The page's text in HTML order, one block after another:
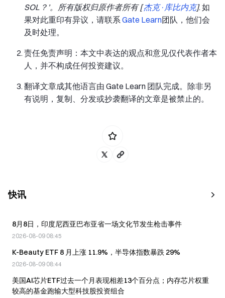
SOL？’。所有版权归原作者所有 [杰克·库比内克]. 如
果对此重印有异议，请联系 Gate Learn团队，他们会
及时处理。
责任免责声明：本文中表达的观点和意见仅代表作者本
人，并不构成任何投资建议。
翻译文章成其他语言由 Gate Learn 团队完成。除非另
有说明，复制、分发或抄袭翻译的文章是被禁止的。
快讯
8月8日，印度尼西亚巴布亚省一场文化节发生枪击事件
2026-08-09 08:45
K-Beauty ETF 8 月上涨 11.9%，半导体指数暴跌 29%
2026-08-09 08:44
美国AI芯片ETF过去一个月表现相差13个百分点；内存芯片权重
较高的基金跑输大型科技股投资组合